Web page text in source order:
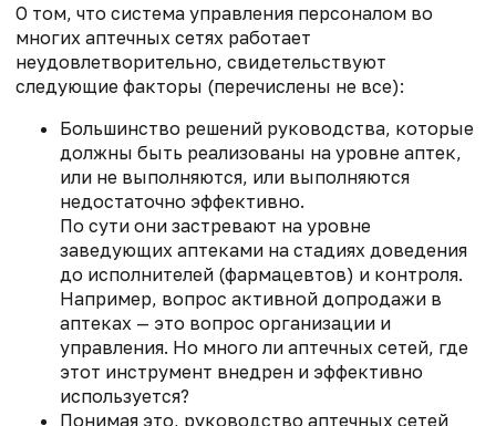
О том, что система управления персоналом во
многих аптечных сетях работает
неудовлетворительно, свидетельствуют
следующие факторы (перечислены не все):
Большинство решений руководства, которые
должны быть реализованы на уровне аптек,
или не выполняются, или выполняются
недостаточно эффективно.
По сути они застревают на уровне
заведующих аптеками на стадиях доведения
до исполнителей (фармацевтов) и контроля.
Например, вопрос активной допродажи в
аптеках — это вопрос организации и
управления. Но много ли аптечных сетей, где
этот инструмент внедрен и эффективно
используется?
Понимая это, руководство аптечных сетей